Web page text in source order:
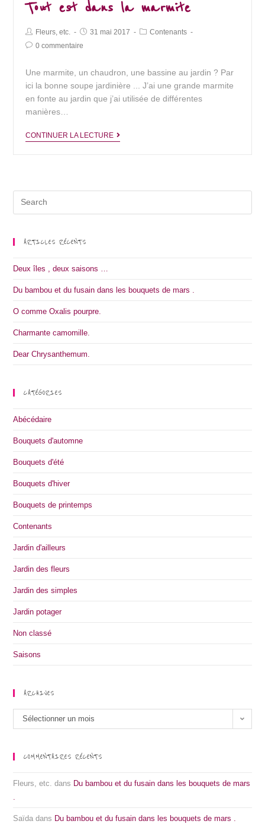
Tout est dans la marmite
Post
Author:
Fleurs, etc.
Post31 mai 2017
PostContenants
Post0 commentaire
Une marmite, un chaudron, une bassine au jardin ? Par
ici la bonne soupe jardinière ... J’ai une grande marmite
en fonte au jardin que j’ai utilisée de différentes
manières…
CONTINUER LA LECTURE
Tout
marmite
ARTICLES RÉCENTS
Deux îles , deux saisons …
Du bambou et du fusain dans les bouquets de mars .
O comme Oxalis pourpre.
Charmante camomille.
Dear Chrysanthemum.
CATÉGORIES
Abécédaire
Bouquets d'automne
Bouquets d'été
Bouquets d'hiver
Bouquets de printemps
Contenants
Jardin d'ailleurs
Jardin des fleurs
Jardin des simples
Jardin potager
Non classé
Saisons
ARCHIVES
Archives
Sélectionner un mois
COMMENTAIRES RÉCENTS
Fleurs, etc. dans Du bambou et du fusain dans les bouquets de mars
Saïda dans Du bambou et du fusain dans les bouquets de mars .